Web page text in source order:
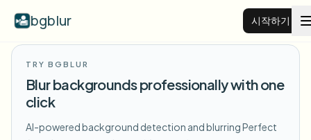
bgblur 시작하기
TRY BGBLUR
Blur backgrounds professionally with one
click
AI-powered background detection and blurringPerfect